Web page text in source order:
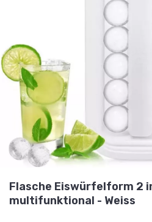
Flasche Eiswürfelform 2
multifunktional - Weiss